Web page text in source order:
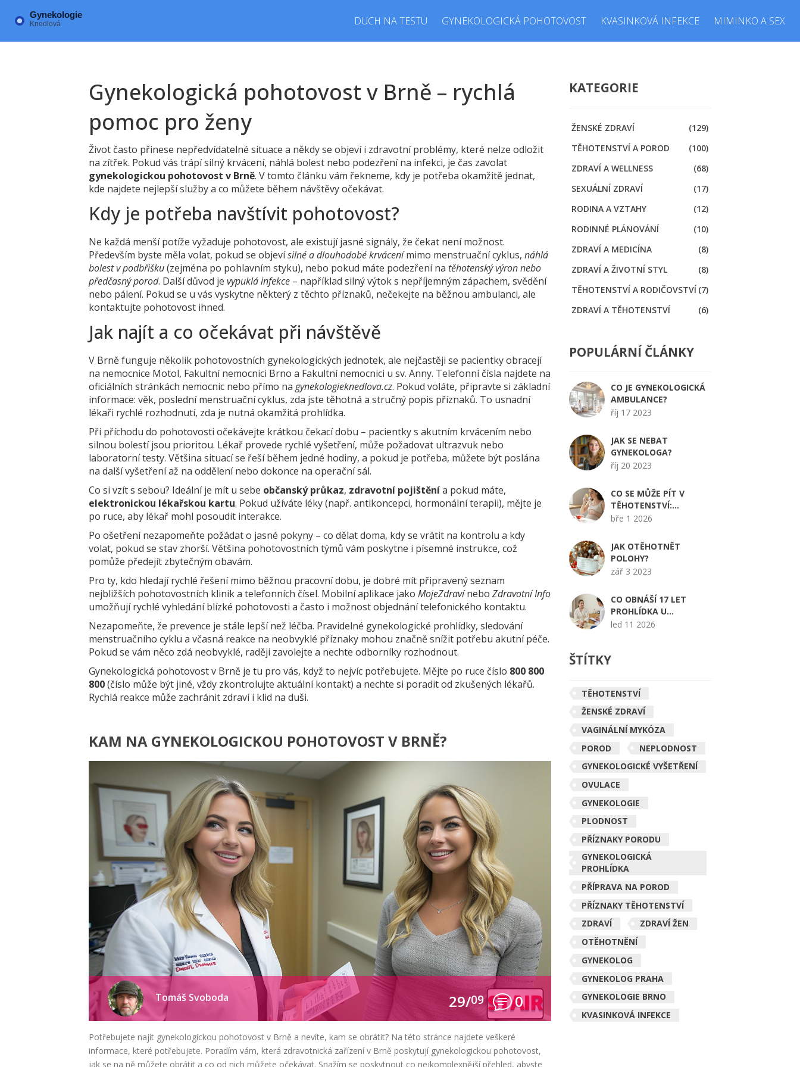
DUCH NA TESTU GYNEKOLOGICKÁ POHOTOVOST KVASINKOVÁ INFEKCE MIMINKO A SEX
Gynekologická pohotovost v Brně – rychlá
pomoc pro ženy
Život často přinese nepředvídatelné situace a někdy se objeví i zdravotní problémy, které nelze odložit
na zítřek. Pokud vás trápí silný krvácení, náhlá bolest nebo podezření na infekci, je čas zavolat
gynekologickou pohotovost v Brně. V tomto článku vám řekneme, kdy je potřeba okamžitě jednat,
kde najdete nejlepší služby a co můžete během návštěvy očekávat.
Kdy je potřeba navštívit pohotovost?
Ne každá menší potíže vyžaduje pohotovost, ale existují jasné signály, že čekat není možnost.
Především byste měla volat, pokud se objevísilné a dlouhodobé krvácenímimo menstruační cyklus,náhlá
bolest v podbřišku(zejména po pohlavním styku), nebo pokud máte podezření na těhotenský výron nebo
předčasný porod. Další důvod jevypuklá infekce – například silný výtok s nepříjemným zápachem, svědění
nebo pálení. Pokud se u vás vyskytne některý z těchto příznaků, nečekejte na běžnou ambulanci, ale
kontaktujte pohotovost ihned.
Jak najít a co očekávat při návštěvě
V Brně funguje několik pohotovostních gynekologických jednotek, ale nejčastěji se pacientky obracejí
na nemocnice Motol, Fakultní nemocnici Brno a Fakultní nemocnici u sv. Anny. Telefonní čísla najdete na
oficiálních stránkách nemocnic nebo přímo nagynekologieknedlova.cz. Pokud voláte, připravte si základní
informace: věk, poslední menstruační cyklus, zda jste těhotná a stručný popis příznaků. To usnadní
lékaři rychlé rozhodnutí, zda je nutná okamžitá prohlídka.
Při příchodu do pohotovosti očekávejte krátkou čekací dobu – pacientky s akutním krvácením nebo
silnou bolestí jsou prioritou. Lékař provede rychlé vyšetření, může požadovat ultrazvuk nebo
laboratorní testy. Většina situací se řeší během jedné hodiny, a pokud je potřeba, můžete být poslána
na další vyšetření až na oddělení nebo dokonce na operační sál.
Co si vzít s sebou? Ideální je mít u sebe občanský průkaz, zdravotní pojištěnía pokud máte,
elektronickou lékařskou kartu. Pokud užíváte léky (např. antikoncepci, hormonální terapii), mějte je
po ruce, aby lékař mohl posoudit interakce.
Po ošetření nezapomeňte požádat o jasné pokyny – co dělat doma, kdy se vrátit na kontrolu a kdy
volat, pokud se stav zhorší. Většina pohotovostních týmů vám poskytne i písemné instrukce, což
pomůže předejít zbytečným obavám.
Pro ty, kdo hledají rychlé řešení mimo běžnou pracovní dobu, je dobré mít připravený seznam
nejbližších pohotovostních klinik a telefonních čísel. Mobilní aplikace jakoMojeZdravíneboZdravotní Info
umožňují rychlé vyhledání blízké pohotovosti a často i možnost objednání telefonického kontaktu.
Nezapomeňte, že prevence je stále lepší než léčba. Pravidelné gynekologické prohlídky, sledování
menstruačního cyklu a včasná reakce na neobvyklé příznaky mohou značně snížit potřebu akutní péče.
Pokud se vám něco zdá neobvyklé, raději zavolejte a nechte odborníky rozhodnout.
Gynekologická pohotovost v Brně je tu pro vás, když to nejvíc potřebujete. Mějte po ruce číslo 800 800
800(číslo může být jiné, vždy zkontrolujte aktuální kontakt) a nechte si poradit od zkušených lékařů.
Rychlá reakce může zachránit zdraví i klid na duši.
KAM NA GYNEKOLOGICKOU POHOTOVOST V BRNĚ?
Tomáš Svoboda 29/09 0
Potřebujete najít gynekologickou pohotovost v Brně a nevíte, kam se obrátit? Na této stránce najdete veškeré
informace, které potřebujete. Poradím vám, která zdravotnická zařízení v Brně poskytují gynekologickou pohotovost,
jak se na ně můžete obrátit a co od nich můžete očekávat. Snažím se poskytnout co nejkomplexnější přehled, abyste
KATEGORIE
ŽENSKÉ ZDRAVÍ
(129)
TĚHOTENSTVÍ A POROD
(100)
ZDRAVÍ A WELLNESS
(68)
SEXUÁLNÍ ZDRAVÍ
(17)
RODINA A VZTAHY
(12)
RODINNÉ PLÁNOVÁNÍ
(10)
ZDRAVÍ A MEDICÍNA
(8)
ZDRAVÍ A ŽIVOTNÍ STYL
(8)
TĚHOTENSTVÍ A RODIČOVSTVÍ (7)
ZDRAVÍ A TĚHOTENSTVÍ
(6)
POPULÁRNÍ ČLÁNKY
CO JE GYNEKOLOGICKÁ
AMBULANCE?
říj 17 2023
JAK SE NEBAT
GYNEKOLOGA?
říj 20 2023
CO SE MŮŽE PÍT V
TĚHOTENSTVÍ:
BEZPEČNÉ NÁPOJE A CO
bře 1 2026
JAK OTĚHOTNĚT
POLOHY?
zář 3 2023
CO OBNÁŠÍ 17 LET
PROHLÍDKA U
GYNEKOLOGA V ČESKÉ
led 11 2026
ŠTÍTKY
TĚHOTENSTVÍ
ŽENSKÉ ZDRAVÍ
VAGINÁLNÍ MYKÓZA
POROD
NEPLODNOST
GYNEKOLOGICKÉ VYŠETŘENÍ
OVULACE
GYNEKOLOGIE
PLODNOST
PŘÍZNAKY PORODU
GYNEKOLOGICKÁ
PROHLÍDKA
PŘÍPRAVA NA POROD
PŘÍZNAKY TĚHOTENSTVÍ
ZDRAVÍ
ZDRAVÍ ŽEN
OTĚHOTNĚNÍ
GYNEKOLOG
GYNEKOLOG PRAHA
GYNEKOLOGIE BRNO
KVASINKOVÁ INFEKCE